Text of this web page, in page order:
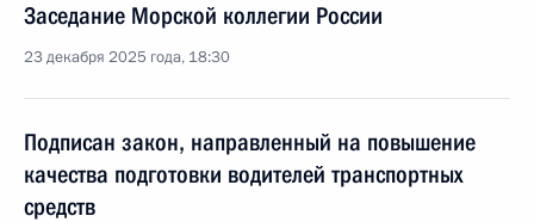
Заседание Морской коллегии России
23 декабря 2025 года, 18:30
Подписан закон, направленный на повышение
качества подготовки водителей транспортных
средств